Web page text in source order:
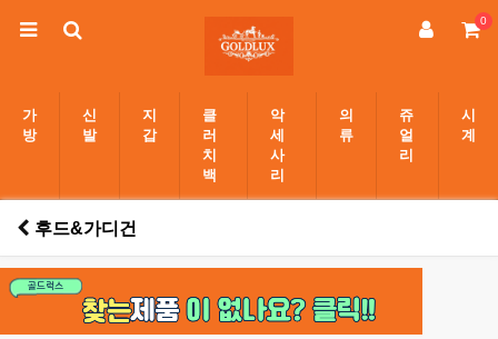
0
가
방
신
발
지
갑
클
러
치
백
악
세
사
리
의
류
쥬
얼
리
시
계
후드&가디건